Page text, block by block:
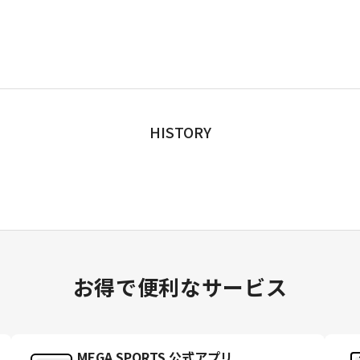
HISTORY
お得で便利なサービス